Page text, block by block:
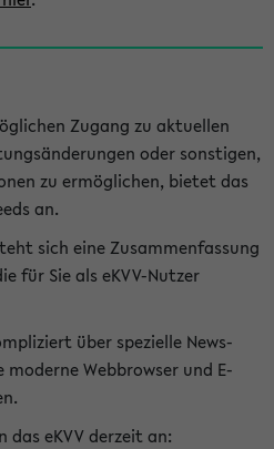
Zugang zu aktuellen
oder sonstigen,
zu ermöglichen, bietet das
an.
sich eine Zusammenfassung
für Sie als eKVV-Nutzer
über spezielle News-
Webbrowser und E-
das eKVV derzeit an: